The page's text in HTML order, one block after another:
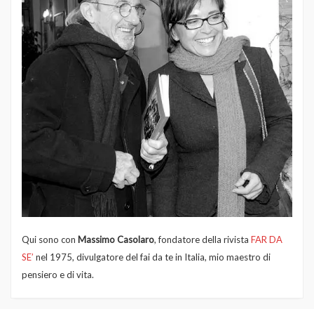
Qui sono con Massimo Casolaro, fondatore della rivista FAR DA
SE’ nel 1975, divulgatore del fai da te in Italia, mio maestro di
pensiero e di vita.